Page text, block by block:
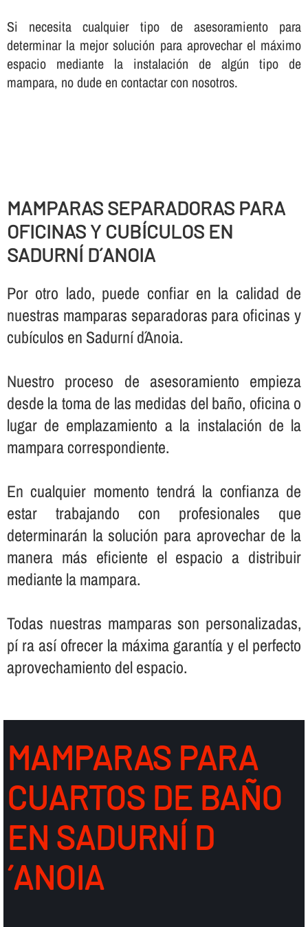
Si necesita cualquier tipo de asesoramiento para
determinar la mejor solución para aprovechar el máximo
espacio mediante la instalación de algún tipo de
mampara, no dude en contactar con nosotros.
MAMPARAS SEPARADORAS PARA
OFICINAS Y CUBÍ­CULOS EN
SADURNÍ D´ANOIA
Por otro lado, puede confiar en la calidad de
nuestras mamparas separadoras para oficinas y
cubí­culos en Sadurní d´Anoia.
Nuestro proceso de asesoramiento empieza
desde la toma de las medidas del baño, oficina o
lugar de emplazamiento a la instalación de la
mampara correspondiente.
En cualquier momento tendrá la confianza de
estar trabajando con profesionales que
determinarán la solución para aprovechar de la
manera más eficiente el espacio a distribuir
mediante la mampara.
Todas nuestras mamparas son personalizadas,
pí ra así­ ofrecer la máxima garantí­a y el perfecto
aprovechamiento del espacio.
MAMPARAS PARA
CUARTOS DE BAÑO
EN SADURNÍ D
´ANOIA